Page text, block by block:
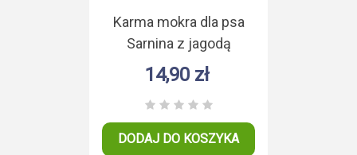
Karma mokra dla psa
Sarnina z jagodą
Monoproteina 400g
14,90 zł
DODAJ DO KOSZYKA